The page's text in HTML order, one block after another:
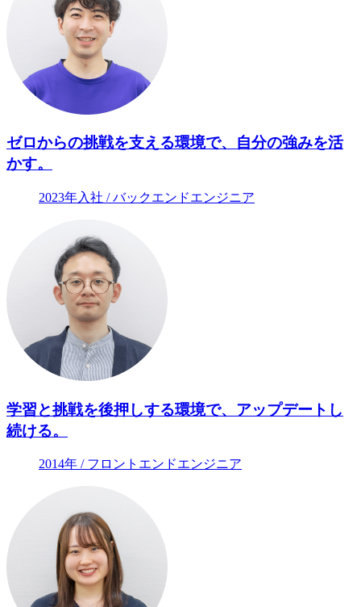
ゼロからの挑戦を支える環境で、自分の強みを活
かす。
2023年入社 / バックエンドエンジニア
学習と挑戦を後押しする環境で、アップデートし
続ける。
2014年 / フロントエンドエンジニア